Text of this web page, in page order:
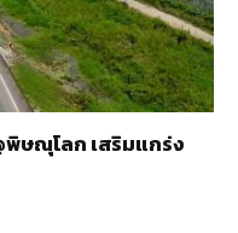
พิษณุโลก เสริมแกร่ง